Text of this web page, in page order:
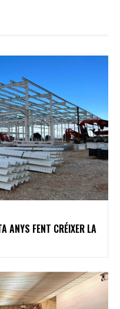
ANYS FENT CRÉIXER LA